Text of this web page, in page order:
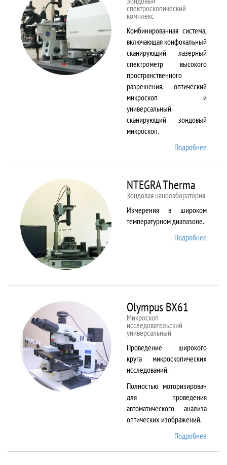
спектроскопический
комплекс
Комбинированная система,
включающая конфокальный
сканирующий лазерный
спектрометр высокого
пространственного
разрешения, оптический
микроскоп и
универсальный
сканирующий зондовый
микроскоп.
Подробнее
NTEGRA Therma
Зондовая нанолаборатория
Измерения в широком
температурном диапазоне.
Подробнее
Olympus BX61
Микроскоп
исследовательский
универсальный
Проведение широкого
круга микроскопических
исследований.
Полностью моторизирован
для проведения
автоматического анализа
оптических изображений.
Подробнее